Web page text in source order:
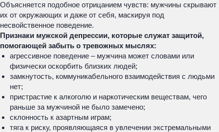
Объясняется подобное отрицанием чувств: мужчины скрывают
их от окружающих и даже от себя, маскируя под
несвойственное поведение.
Признаки мужской депрессии, которые служат защитой,
помогающей забыть о тревожных мыслях:
агрессивное поведение – мужчина может словами или
физически оскорбить близких людей;
замкнутость, коммуникабельного взаимодействия с людьми
нет;
пристрастие к алкоголю и наркотическим веществам, чего
раньше за мужчиной не было замечено;
склонность к азартным играм;
тяга к риску, проявляющаяся в увлечении экстремальными